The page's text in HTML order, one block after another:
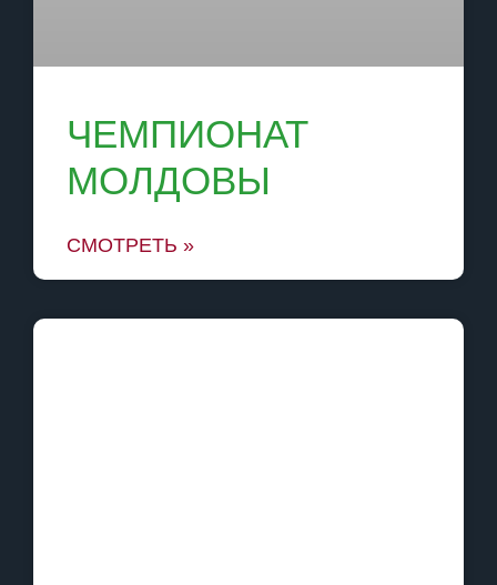
ЧЕМПИОНАТ
МОЛДОВЫ
СМОТРЕТЬ »